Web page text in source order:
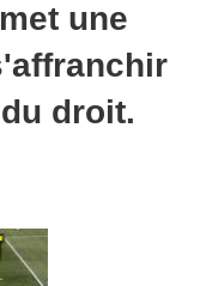
une
droit.